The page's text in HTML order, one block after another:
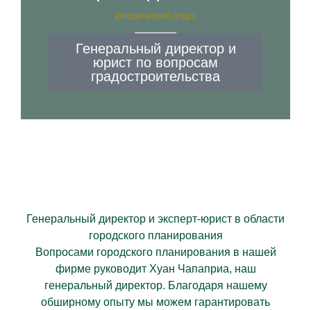
ЮРИДИЧЕСКИЙ ОТДЕЛ
Генеральный директор и
юрист по вопросам
градостроительства
Генеральный директор и эксперт-юрист в области
городского планирования
Вопросами городского планирования в нашей
фирме руководит Хуан Чапаприа, наш
генеральный директор. Благодаря нашему
обширному опыту мы можем гарантировать